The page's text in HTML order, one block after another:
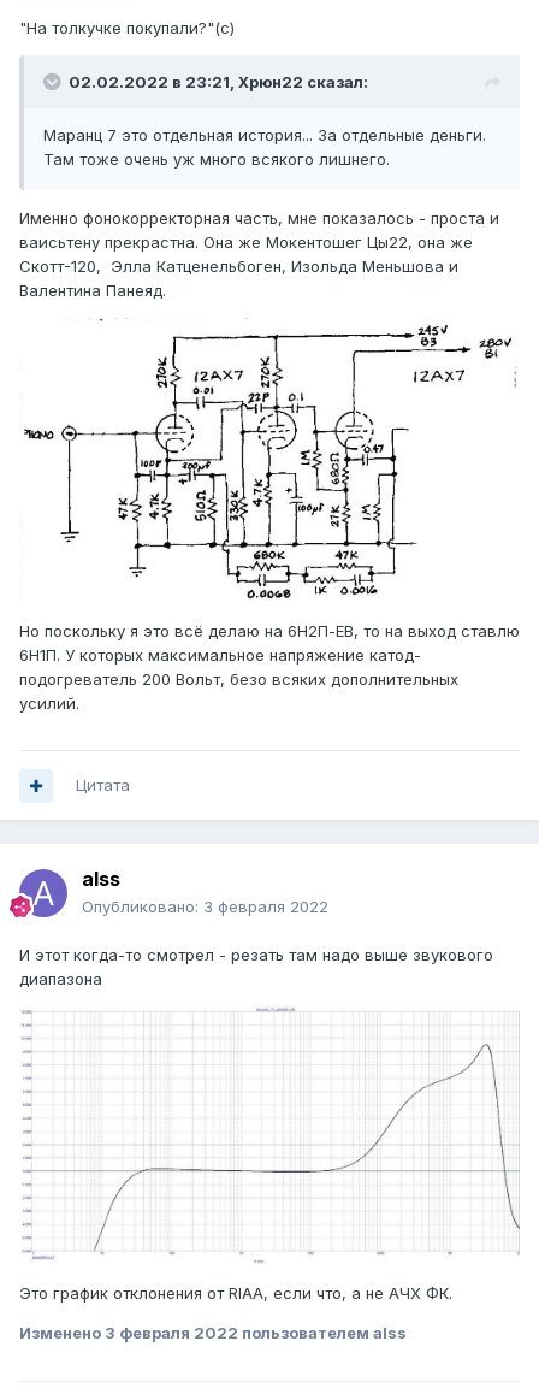
"На толкучке покупали?"(с)
02.02.2022 в 23:21, Xpюн22 сказал:
Маранц 7 это отдельная история... За отдельные деньги.
Там тоже очень уж много всякого лишнего.
Именно фонокорректорная часть, мне показалось - проста и
ваисьтену прекрастна. Она же Мокентошег Цы22, она же
Скотт-120, Элла Катценельбоген, Изольда Меньшова и
Валентина Панеяд.
Но поскольку я это всё делаю на 6Н2П-ЕВ, то на выход ставлю
6Н1П. У которых максимальное напряжение катод-
подогреватель 200 Вольт, безо всяких дополнительных
усилий.
Цитата
alss
Опубликовано: 3 февраля 2022
И этот когда-то смотрел - резать там надо выше звукового
диапазона
Это график отклонения от RIAA, если что, а не АЧХ ФК.
Изменено 3 февраля 2022 пользователем alss